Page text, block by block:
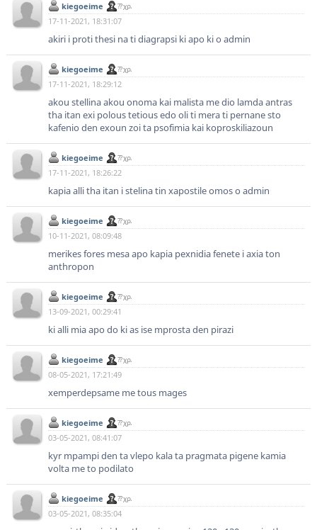
kiegoeime ?? χρ.
17-11-2021, 18:31:07
akiri i proti thesi na ti diagrapsi ki apo ki o admin
kiegoeime ?? χρ.
17-11-2021, 18:29:12
akou stellina akou onoma kai malista me dio lamda antras
tha itan exi polous tetious edo oli ti mera ti pernane sto
kafenio den exoun zoi ta psofimia kai koproskiliazoun
kiegoeime ?? χρ.
17-11-2021, 18:26:22
kapia alli tha itan i stelina tin xapostile omos o admin
kiegoeime ?? χρ.
10-11-2021, 08:09:48
merikes fores mesa apo kapia pexnidia fenete i axia ton
anthropon
kiegoeime ?? χρ.
13-09-2021, 00:29:41
ki alli mia apo do ki as ise mprosta den pirazi
kiegoeime ?? χρ.
08-05-2021, 17:21:49
xemperdepsame me tous mages
kiegoeime ?? χρ.
03-05-2021, 08:41:07
kyr mpampi den ta vlepo kala ta pragmata pigene kamia
volta me to podilato
kiegoeime ?? χρ.
03-05-2021, 08:35:04